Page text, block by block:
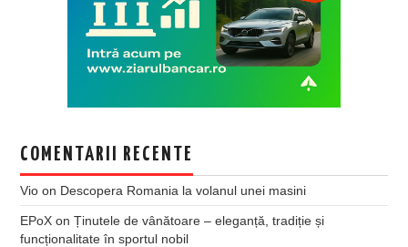
COMENTARII RECENTE
Vio on Descopera Romania la volanul unei masini
EPoX onȚinutele de vânătoare – eleganță, tradiție și
funcționalitate în sportul nobil